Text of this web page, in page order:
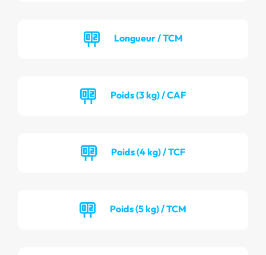
Longueur / TCM
Poids (3 kg) / CAF
Poids (4 kg) / TCF
Poids (5 kg) / TCM